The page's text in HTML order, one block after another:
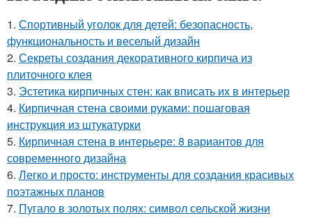
1. Спортивный уголок для детей: безопасность,
функциональность и веселый дизайн
2. Секреты создания декоративного кирпича из
плиточного клея
3. Эстетика кирпичных стен: как вписать их в интерьер
4. Кирпичная стена своими руками: пошаговая
инструкция из штукатурки
5. Кирпичная стена в интерьере: 8 вариантов для
современного дизайна
6. Легко и просто: инструменты для создания красивых
поэтажных планов
7. Пугало в золотых полях: символ сельской жизни